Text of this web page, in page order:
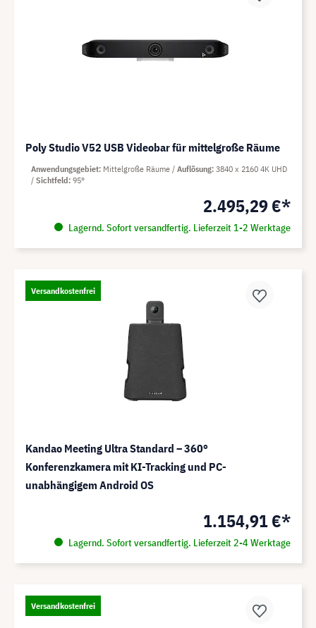
Poly Studio V52 USB Videobar für mittelgroße Räume
2.495,29 €*
Lagernd. Sofort versandfertig. Lieferzeit 1-2 Werktage
Anwendungsgebiet Mittelgroße Räume Auflösung 3840 x 2160 4K UHD
Sichtfeld 95°
Versandkostenfrei
Kandao Meeting Ultra Standard – 360°
Konferenzkamera mit KI-Tracking und PC-
unabhängigem Android OS
1.154,91 €*
Lagernd. Sofort versandfertig. Lieferzeit 2-4 Werktage
Versandkostenfrei